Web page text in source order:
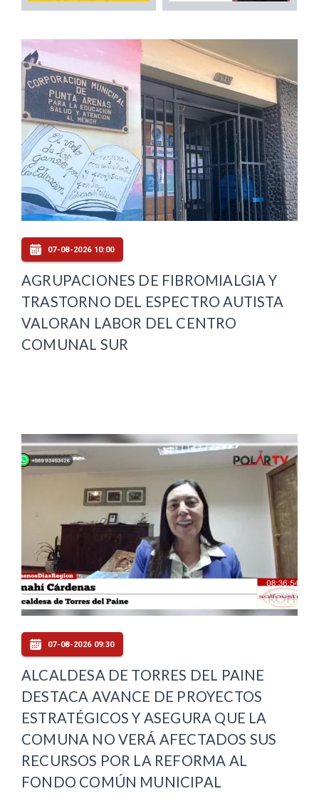
07-08-2026 10:00
AGRUPACIONES DE FIBROMIALGIA Y
TRASTORNO DEL ESPECTRO AUTISTA
VALORAN LABOR DEL CENTRO
COMUNAL SUR
07-08-2026 09:30
ALCALDESA DE TORRES DEL PAINE
DESTACA AVANCE DE PROYECTOS
ESTRATÉGICOS Y ASEGURA QUE LA
COMUNA NO VERÁ AFECTADOS SUS
RECURSOS POR LA REFORMA AL
FONDO COMÚN MUNICIPAL